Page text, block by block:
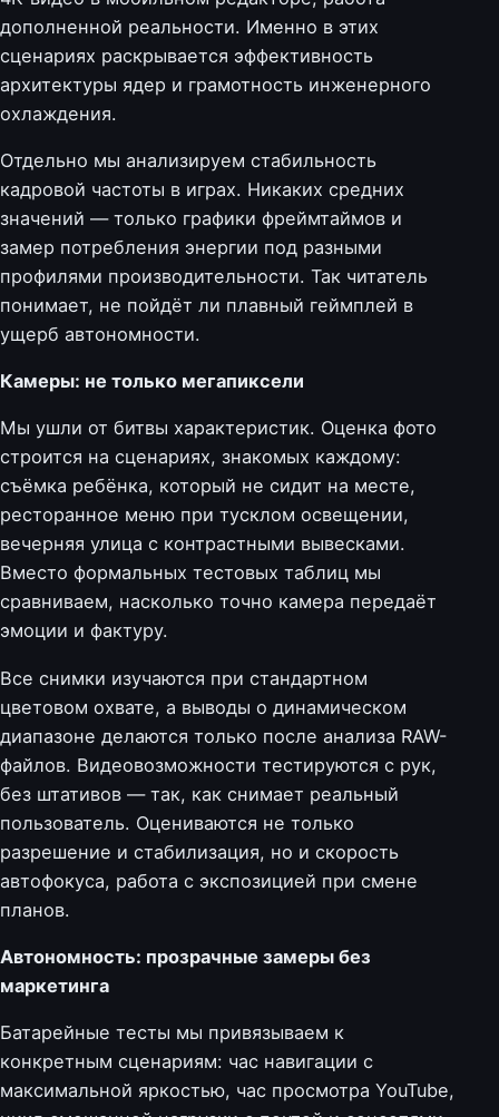
дополненной реальности. Именно в этих
сценариях раскрывается эффективность
архитектуры ядер и грамотность инженерного
охлаждения.
Отдельно мы анализируем стабильность
кадровой частоты в играх. Никаких средних
значений — только графики фреймтаймов и
замер потребления энергии под разными
профилями производительности. Так читатель
понимает, не пойдёт ли плавный геймплей в
ущерб автономности.
Камеры: не только мегапиксели
Мы ушли от битвы характеристик. Оценка фото
строится на сценариях, знакомых каждому:
съёмка ребёнка, который не сидит на месте,
ресторанное меню при тусклом освещении,
вечерняя улица с контрастными вывесками.
Вместо формальных тестовых таблиц мы
сравниваем, насколько точно камера передаёт
эмоции и фактуру.
Все снимки изучаются при стандартном
цветовом охвате, а выводы о динамическом
диапазоне делаются только после анализа RAW-
файлов. Видеовозможности тестируются с рук,
без штативов — так, как снимает реальный
пользователь. Оцениваются не только
разрешение и стабилизация, но и скорость
автофокуса, работа с экспозицией при смене
планов.
Автономность: прозрачные замеры без
маркетинга
Батарейные тесты мы привязываем к
конкретным сценариям: час навигации с
максимальной яркостью, час просмотра YouTube,